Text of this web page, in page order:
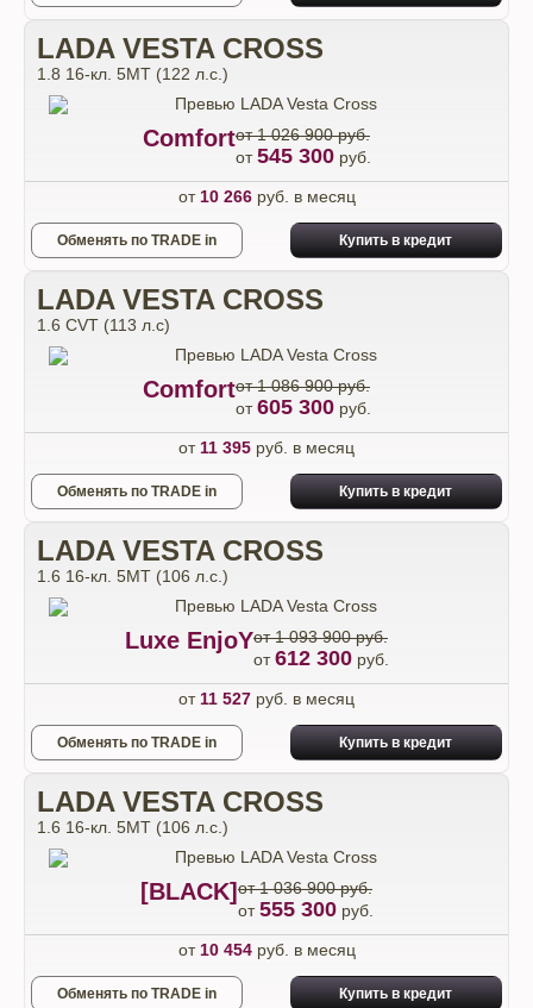
LADA VESTA CROSS
1.8 16-кл. 5МТ (122 л.с.)
Comfortот 1 026 900 руб.
от545 300 руб.
от 10 266руб. в месяц
Обменять по TRADE in Купить в кредит
LADA VESTA CROSS
1.6 CVT (113 л.с)
Comfortот 1 086 900 руб.
от605 300 руб.
от 11 395 руб. в месяц
Обменять по TRADE in Купить в кредит
LADA VESTA CROSS
1.6 16-кл. 5МТ (106 л.с.)
Luxe EnjoYот 1 093 900 руб.
от612 300 руб.
от 11 527 руб. в месяц
Обменять по TRADE in Купить в кредит
LADA VESTA CROSS
1.6 16-кл. 5МТ (106 л.с.)
[BLACK] от 1 036 900 руб.
от555 300 руб.
от 10 454руб. в месяц
Обменять по TRADE in Купить в кредит